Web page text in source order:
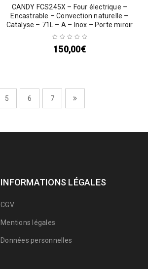
CANDY FCS245X – Four électrique –
Encastrable – Convection naturelle –
Catalyse – 71L – A – Inox – Porte miroir
150,00€
5 6 7
INFORMATIONS LÉGALES
CGV
Mentions légales
Données personnelles